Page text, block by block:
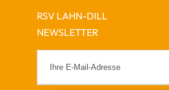
RSV LAHN-DILL
NEWSLETTER